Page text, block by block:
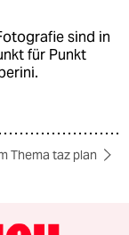
sind in
für Punkt
Thema taz plan